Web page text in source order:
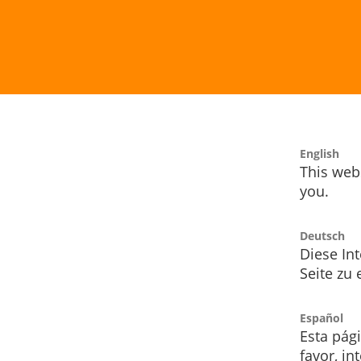
English
This
you.
Deutsch
Diese
Seite zu
Español
Esta
favor,